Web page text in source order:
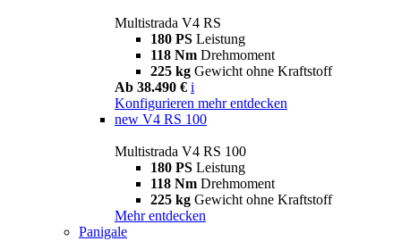
Multistrada V4 RS
180 PS Leistung
118 Nm Drehmoment
225 kg Gewicht ohne Kraftstoff
Ab 38.490 € i
Konfigurieren mehr entdecken
new V4 RS 100
Multistrada V4 RS 100
180 PS Leistung
118 Nm Drehmoment
225 kg Gewicht ohne Kraftstoff
Mehr entdecken
Panigale